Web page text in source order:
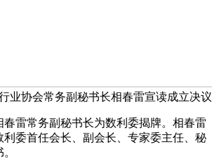
业协会常务副秘书长相春雷宣读成立决
春雷常务副秘书长为数利委揭牌。相春雷
利委首任会长、副会长、专家委主任、秘